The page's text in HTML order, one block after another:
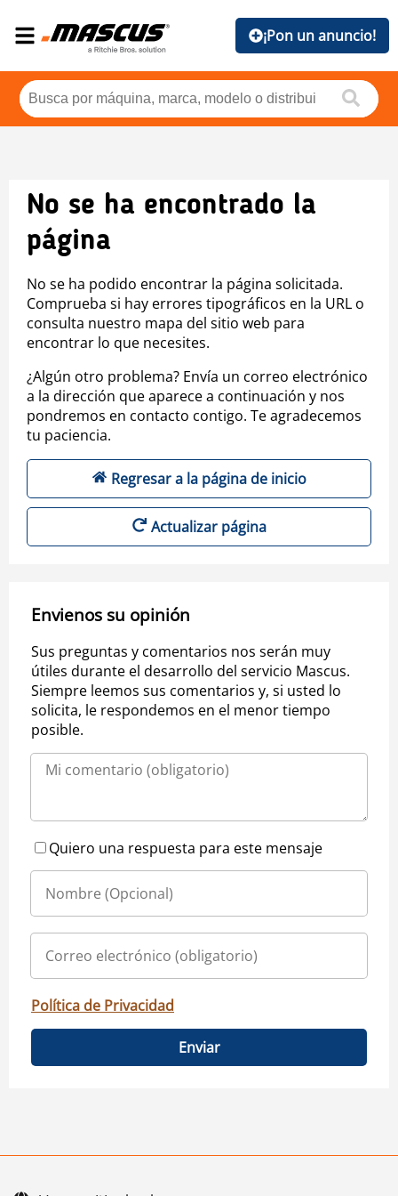
¡Pon un anuncio!
No se ha encontrado la
página
No se ha podido encontrar la página solicitada.
Comprueba si hay errores tipográficos en la URL o
consulta nuestro mapa del sitio web para
encontrar lo que necesites.
¿Algún otro problema? Envía un correo electrónico
a la dirección que aparece a continuación y nos
pondremos en contacto contigo. Te agradecemos
tu paciencia.
Regresar a la página de inicio
Actualizar página
Envienos su opinión
Sus preguntas y comentarios nos serán muy
útiles durante el desarrollo del servicio Mascus.
Siempre leemos sus comentarios y, si usted lo
solicita, le respondemos en el menor tiempo
posible.
Quiero una respuesta para este mensaje
Política de Privacidad
Enviar